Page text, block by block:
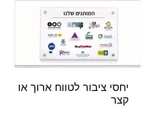
יחסי ציבור לטווח ארוך או
קצר